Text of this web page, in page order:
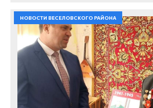
НОВОСТИ ВЕСЕЛОВСКОГО РАЙОНА